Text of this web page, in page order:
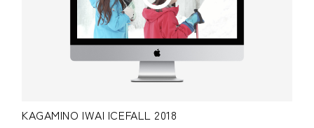
KAGAMINO IWAI ICEFALL 2018